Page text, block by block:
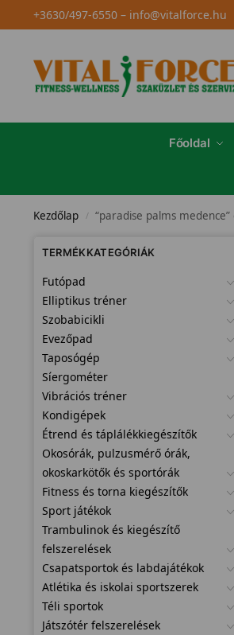
+3630/497-6550– info@vitalforce.hu
Főoldal
Kezdőlap / “paradise palms
TERMÉKKATEGÓRIÁK
Futópad
Elliptikus tréner
Szobabicikli
Evezőpad
Taposógép
Síergométer
Vibrációs tréner
Kondigépek
Étrend és táplálékkiegészítők
Okosórák, pulzusmérő órák,
okoskarkötők és sportórák
Fitness és torna kiegészítők
Sport játékok
Trambulinok és kiegészítő
felszerelések
Csapatsportok és labdajátékok
Atlétika és iskolai sportszerek
Téli sportok
Játszótér felszerelések